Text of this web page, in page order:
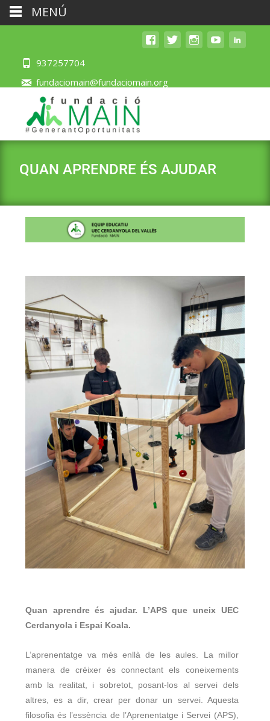
937257704
fundaciomain@fundaciomain.org
QUAN APRENDRE ÉS AJUDAR
Quan aprendre és ajudar. L’APS que uneix UEC
Cerdanyola i Espai Koala.
L’aprenentatge va més enllà de les aules. La millor
manera de créixer és connectant els coneixements
amb la realitat, i sobretot, posant-los al servei dels
altres, es a dir, crear per donar un servei. Aquesta
filosofia és l’essència de l’Aprenentatge i Servei (APS),
MENÚ